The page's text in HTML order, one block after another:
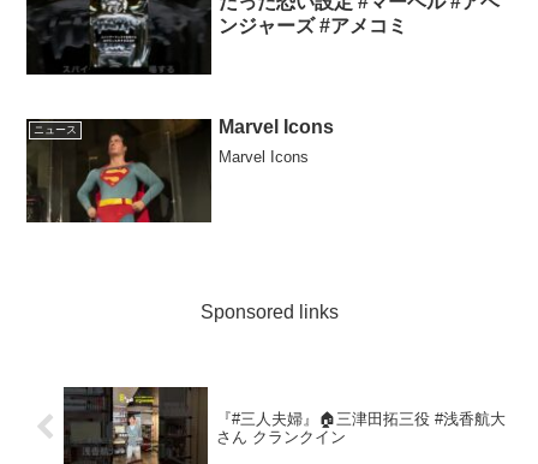
ンジャーズ #アメコミ
ニュース Marvel Icons
Marvel Icons
Sponsored links
『#三人夫婦』🏠三津田拓三役 #浅香航大
さん クランクイン